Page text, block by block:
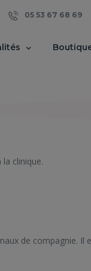
05 53 67 68 69
clinique.
de compagnie. Il